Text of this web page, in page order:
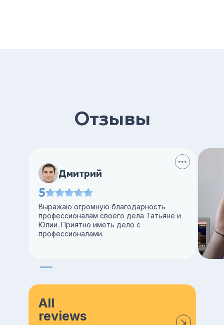
Отзывы
Дмитрий
5
Выражаю огромную благодарность
профессионалам своего дела Татьяне и
Юлии. Приятно иметь дело с
профессионалами.
All
reviews